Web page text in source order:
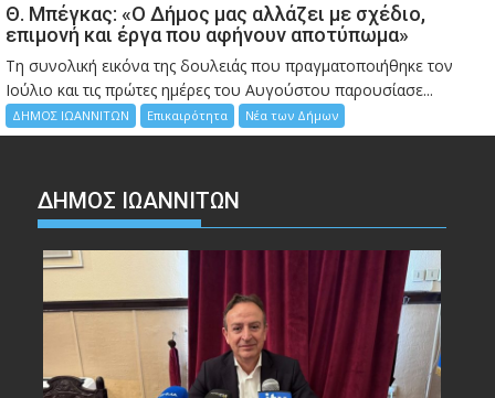
Θ. Μπέγκας: «Ο Δήμος μας αλλάζει με σχέδιο,
επιμονή και έργα που αφήνουν αποτύπωμα»
Τη συνολική εικόνα της δουλειάς που πραγματοποιήθηκε τον
Ιούλιο και τις πρώτες ημέρες του Αυγούστου παρουσίασε...
ΔΗΜΟΣ ΙΩΑΝΝΙΤΩΝ Επικαιρότητα Νέα των Δήμων
ΔΗΜΟΣ ΙΩΑΝΝΙΤΩΝ